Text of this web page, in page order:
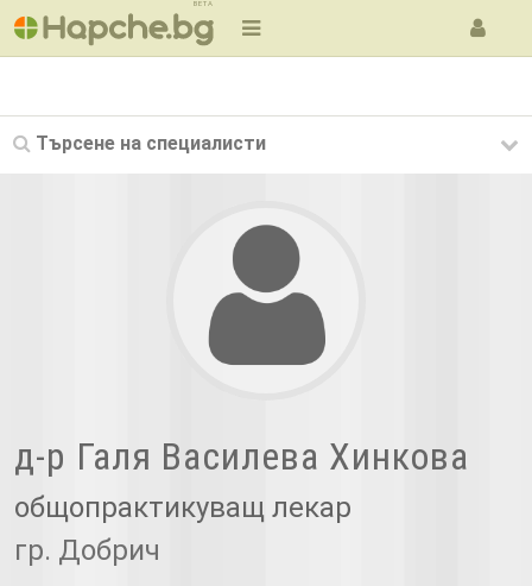
BETA
Търсене на специалисти
д-р Галя Василева Хинкова
общопрактикуващ лекар
гр. Добрич